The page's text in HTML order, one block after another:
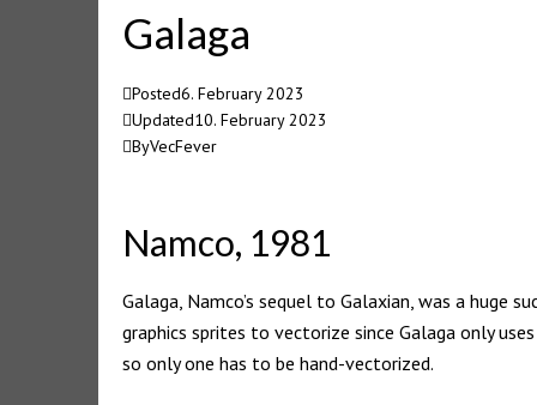
Galaga
Posted6. February 2023
Updated10. February 2023
ByVecFever
Namco, 1981
Galaga, Namco’s sequel to Galaxian, was a
graphics sprites to vectorize since Galaga only
so only one has to be hand-vectorized.